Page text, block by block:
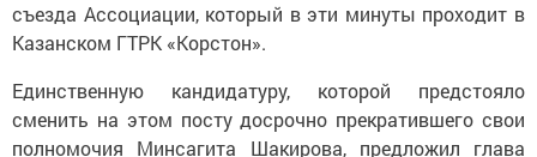
съезда Ассоциации, который в эти минуты проходит в
Казанском ГТРК «Корстон».
Единственную кандидатуру, которой предстояло
сменить на этом посту досрочно прекратившего свои
полномочия Минсагита Шакирова, предложил глава